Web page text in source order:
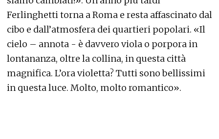
Ferlinghetti torna a Roma e resta affascinato dal
cibo e dall’atmosfera dei quartieri popolari. «Il
cielo – annota - è davvero viola o porpora in
lontananza, oltre la collina, in questa città
magnifica. L’ora violetta? Tutti sono bellissimi
in questa luce. Molto, molto romantico».